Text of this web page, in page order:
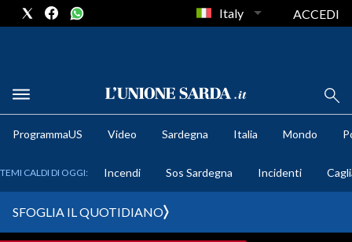
METEO
Italy ACCEDI
ProgrammaUS Video Sardegna Italia Mondo
TEMI CALDI DI OGGI: Incendi Sos Sardegna Incidenti
SFOGLIA IL QUOTIDIANO